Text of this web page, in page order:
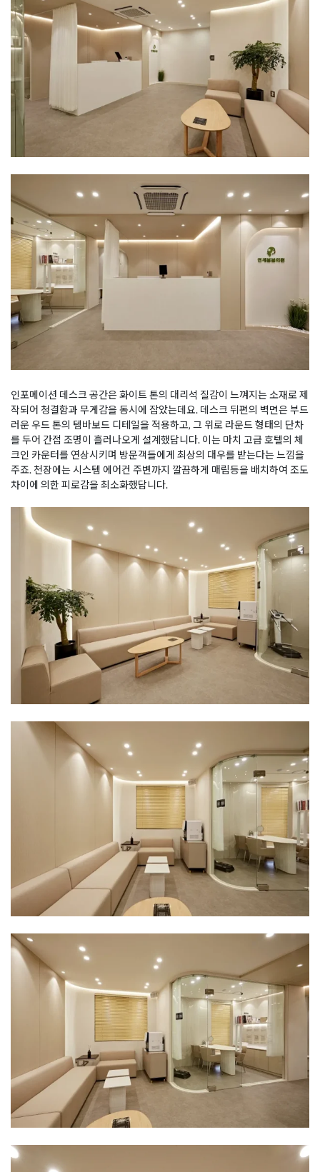
인포메이션 데스크 공간은 화이트 톤의 대리석 질감이 느껴지는 소재로 제
작되어 청결함과 무게감을 동시에 잡았는데요. 데스크 뒤편의 벽면은 부드
러운 우드 톤의 템바보드 디테일을 적용하고, 그 위로 라운드 형태의 단차
를 두어 간접 조명이 흘러나오게 설계했답니다. 이는 마치 고급 호텔의 체
크인 카운터를 연상시키며 방문객들에게 최상의 대우를 받는다는 느낌을
주죠. 천장에는 시스템 에어컨 주변까지 깔끔하게 매립등을 배치하여 조도
차이에 의한 피로감을 최소화했답니다.